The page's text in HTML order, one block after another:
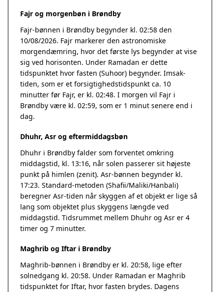
Fajr og morgenbøn i Brøndby
Fajr-bønnen i Brøndby begynder kl. 02:58 den
10/08/2026. Fajr markerer den astronomiske
morgendæmring, hvor det første lys begynder at vise
sig ved horisonten. Under Ramadan er dette
tidspunktet hvor fasten (Suhoor) begynder. Imsak-
tiden, som er et forsigtighedstidspunkt ca. 10
minutter før Fajr, er kl. 02:48. I morgen vil Fajr i
Brøndby være kl. 02:59, som er 1 minut senere end i
dag.
Dhuhr, Asr og eftermiddagsbøn
Dhuhr i Brøndby falder som forventet omkring
middagstid, kl. 13:16, når solen passerer sit højeste
punkt på himlen (zenit). Asr-bønnen begynder kl.
17:23. Standard-metoden (Shafii/Maliki/Hanbali)
beregner Asr-tiden når skyggen af et objekt er lige så
lang som objektet plus skyggens længde ved
middagstid. Tidsrummet mellem Dhuhr og Asr er 4
timer og 7 minutter.
Maghrib og Iftar i Brøndby
Maghrib-bønnen i Brøndby er kl. 20:58, lige efter
solnedgang kl. 20:58. Under Ramadan er Maghrib
tidspunktet for Iftar, hvor fasten brydes. Dagens